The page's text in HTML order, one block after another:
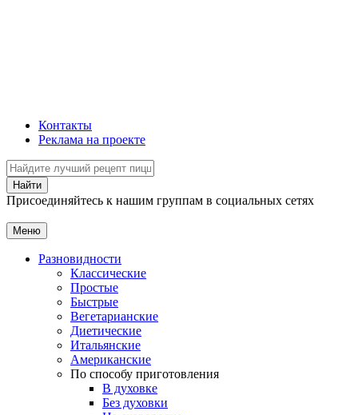
Контакты
Реклама на проекте
Присоединяйтесь к нашим группам в социальных сетях
Меню
Разновидности
Классические
Простые
Быстрые
Вегетарианские
Диетические
Итальянские
Американские
По способу приготовления
В духовке
Без духовки